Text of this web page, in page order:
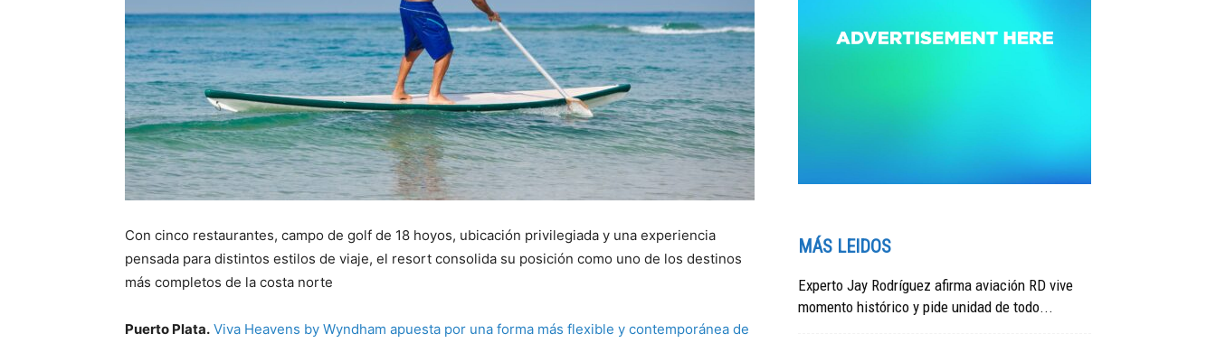
Con cinco restaurantes, campo de golf de 18 hoyos, ubicación privilegiada y una experiencia
pensada para distintos estilos de viaje, el resort consolida su posición como uno de los destinos
más completos de la costa norte
Puerto Plata. Viva Heavens by Wyndham apuesta por una forma más flexible y contemporánea de
MÁS LEIDOS
Experto Jay Rodríguez afirma aviación RD vive
momento histórico y pide unidad de todo...